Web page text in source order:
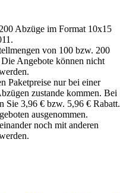
Abzüge im Format 10x15
von 100 bzw. 200
Angebote können nicht
Paketpreise nur bei einer
zustande kommen. Bei
Sie 3,96 € bzw. 5,96 € Rabatt.
ausgenommen.
noch mit anderen